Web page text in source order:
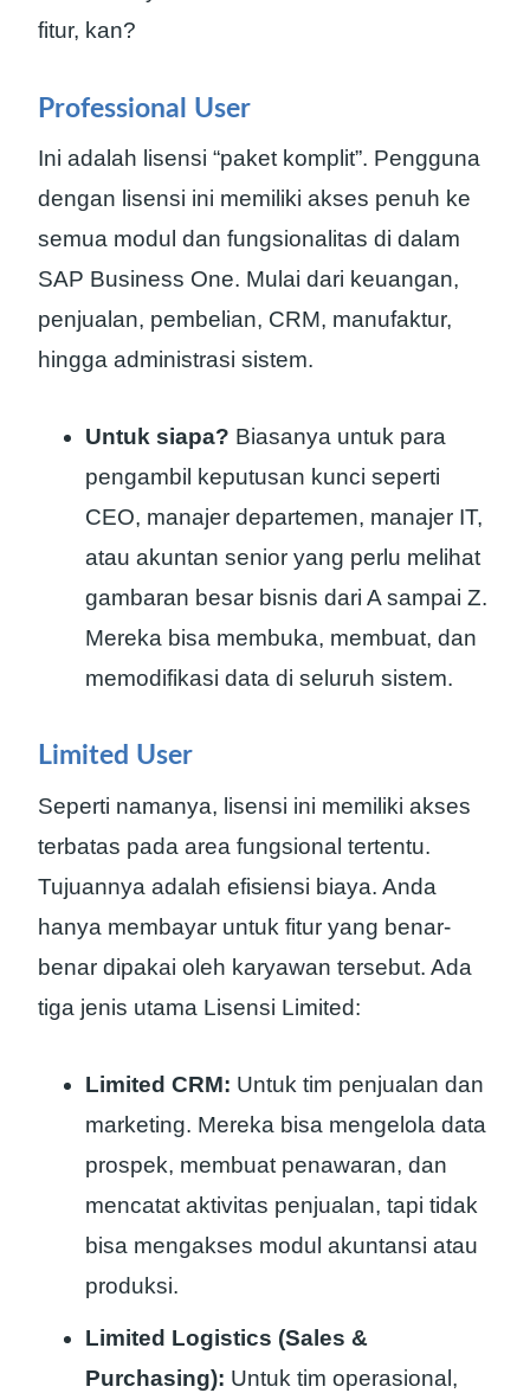
fitur, kan?
Professional User
Ini adalah lisensi “paket komplit”. Pengguna
dengan lisensi ini memiliki akses penuh ke
semua modul dan fungsionalitas di dalam
SAP Business One. Mulai dari keuangan,
penjualan, pembelian, CRM, manufaktur,
hingga administrasi sistem.
Untuk siapa? Biasanya untuk para
pengambil keputusan kunci seperti
CEO, manajer departemen, manajer IT,
atau akuntan senior yang perlu melihat
gambaran besar bisnis dari A sampai Z.
Mereka bisa membuka, membuat, dan
memodifikasi data di seluruh sistem.
Limited User
Seperti namanya, lisensi ini memiliki akses
terbatas pada area fungsional tertentu.
Tujuannya adalah efisiensi biaya. Anda
hanya membayar untuk fitur yang benar-
benar dipakai oleh karyawan tersebut. Ada
tiga jenis utama Lisensi Limited:
Limited CRM: Untuk tim penjualan dan
marketing. Mereka bisa mengelola data
prospek, membuat penawaran, dan
mencatat aktivitas penjualan, tapi tidak
bisa mengakses modul akuntansi atau
produksi.
Limited Logistics (Sales &
Purchasing): Untuk tim operasional,